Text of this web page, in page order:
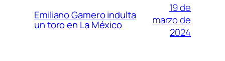
Emiliano Gamero indulta
un toro en La México
19 de
marzo de
2024